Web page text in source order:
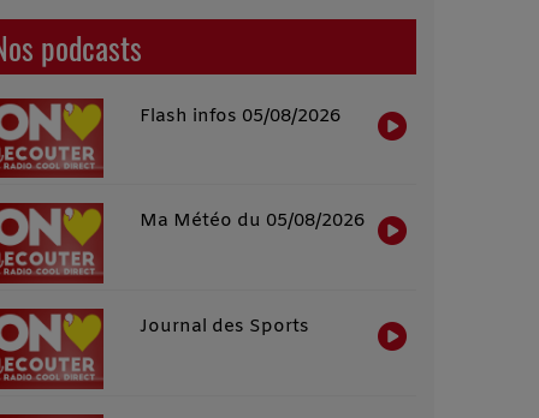
podcasts
Flash infos 05/08/2026
Ma Météo du 05/08/2026
Journal des Sports